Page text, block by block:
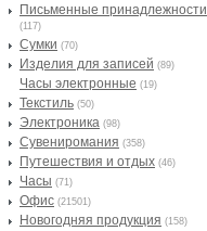
Письменные принадлежности
(117)
Сумки (70)
Изделия для записей (89)
Часы электронные (19)
Текстиль (50)
Электроника (98)
Сувениромания (358)
Путешествия и отдых (46)
Часы (71)
Офис (21501)
Новогодняя продукция (158)